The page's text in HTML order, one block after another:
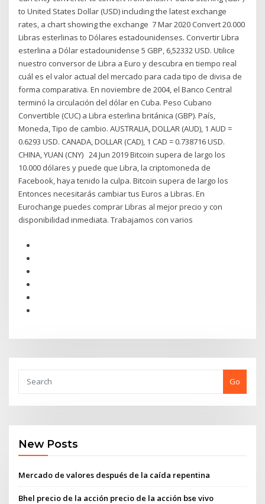
to United States Dollar (USD) including the latest exchange
rates, a chart showing the exchange 7 Mar 2020 Convert 20.000
Libras esterlinas to Dólares estadounidenses. Convertir Libra
esterlina a Dólar estadounidense 5 GBP, 6,52332 USD. Utilice
nuestro conversor de Libra a Euro y descubra en tiempo real
cuál es el valor actual del mercado para cada tipo de divisa de
forma comparativa. En noviembre de 2004, el Banco Central
terminó la circulación del dólar en Cuba. Peso Cubano
Convertible (CUC) a Libra esterlina británica (GBP). País,
Moneda, Tipo de cambio. AUSTRALIA, DOLLAR (AUD), 1 AUD =
0.6293 USD. CANADA, DOLLAR (CAD), 1 CAD = 0.738716 USD.
CHINA, YUAN (CNY) 24 Jun 2019 Bitcoin supera de largo los
10.000 dólares y puede que Libra, la criptomoneda de
Facebook, haya tenido la culpa. Bitcoin supera de largo los
Entonces necesitarás cambiar tus Euros a Libras. En
Eurochange puedes comprar Libras al mejor precio y con
disponibilidad inmediata. Trabajamos con varios
Go
New Posts
Mercado de valores después de la caída repentina
Bhel precio de la acción precio de la acción bse vivo